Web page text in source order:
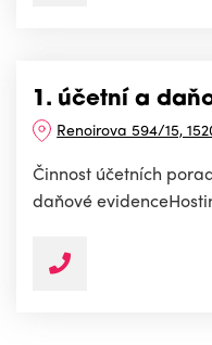
1. účetní a
Renoirova 594/15,
Činnost účetních
daňové